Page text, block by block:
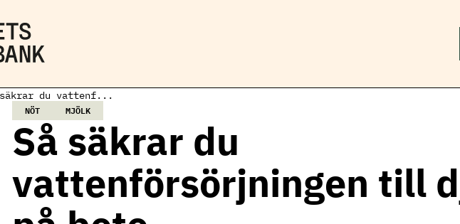
du vattenf...
NÖT MJÖLK
Så säkrar du
vattenförsörjningen till